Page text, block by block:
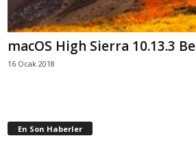
macOS High Sierra 10.13.3
16 Ocak 2018
En Son Haberler